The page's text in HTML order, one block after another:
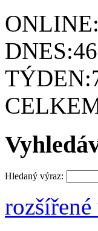
ONLINE:
DNES:46
TÝDEN:
Hledaný výraz: